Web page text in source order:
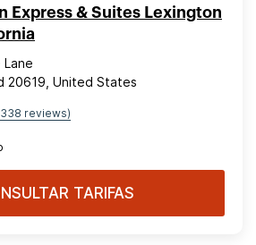
Express & Suites Lexington
20619, United States
reviews)
TARIFAS